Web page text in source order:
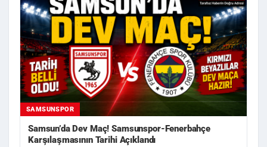
SAMSUNSPOR
Samsun’da Dev Maç! Samsunspor-Fenerbahçe
Karşılaşmasının Tarihi Açıklandı